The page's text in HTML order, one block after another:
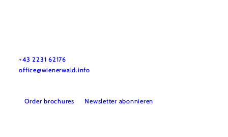
+43 2231 62176
office@wienerwald.info
Order brochures Newsletter abonnieren